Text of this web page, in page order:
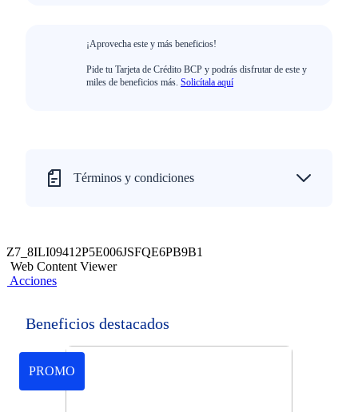
¡Aprovecha este y más beneficios!
Pide tu Tarjeta de Crédito BCP y podrás disfrutar de este y
miles de beneficios más. Solicítala aquí
Términos y condiciones
Z7_8ILI09412P5E006JSFQE6PB9B1
Web Content Viewer
Acciones
Beneficios destacados
PROMO